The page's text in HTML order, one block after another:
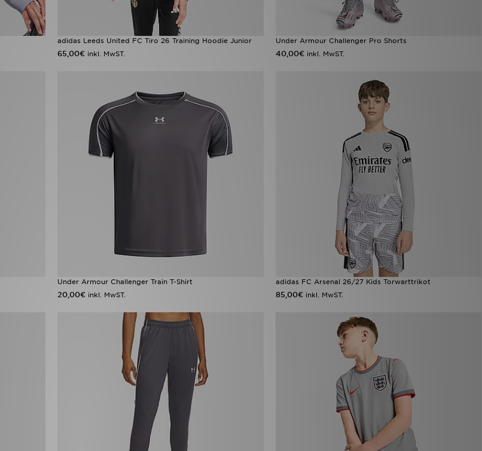
adidas Leeds United FC Tiro 26 Training Hoodie Junior
65,00€ inkl. MwST.
Under Armour Challenger Pro Shorts
40,00€ inkl. MwST.
Under Armour Challenger Train T-Shirt
20,00€ inkl. MwST.
adidas FC Arsenal 26/27 Kids Torwarttrikot
85,00€ inkl. MwST.